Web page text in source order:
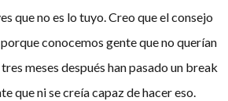
que no es lo tuyo. Creo que el consejo
conocemos gente que no querían
meses después han pasado un break
que ni se creía capaz de hacer eso.